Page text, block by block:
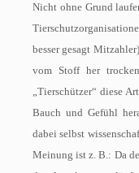
Nicht ohne Grund
besser gesagt
vom Stoff her
„Tierschützer“ diese
Bauch und Gefühl
dabei selbst
Meinung ist z. B.: Da